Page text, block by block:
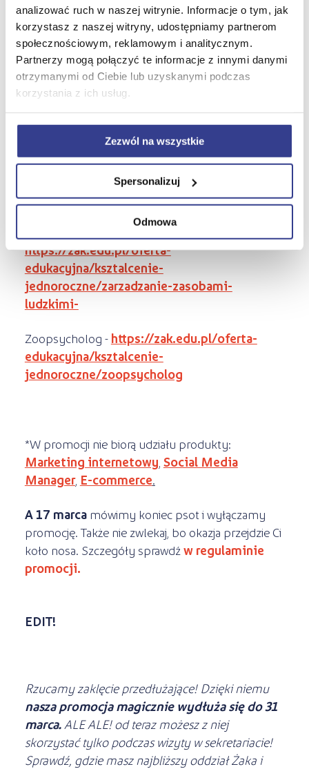
analizować ruch w naszej witrynie. Informacje o tym, jak
korzystasz z naszej witryny, udostępniamy partnerom
społecznościowym, reklamowym i analitycznym.
Partnerzy mogą połączyć te informacje z innymi danymi
otrzymanymi od Ciebie lub uzyskanymi podczas
korzystania z ich usług.
Zezwól na wszystkie
Spersonalizuj
Odmowa
personalny-z-elementami-fitness
Wizażystka/stylistka -
https://zak.edu.pl/oferta-
edukacyjna/ksztalcenie-
jednoroczne/wizazystka---stylistka
Własna działalność gospodarcza -
https://zak.edu.pl/oferta-
edukacyjna/ksztalcenie-jednoroczne/wlasna-
dzialalnosc-gospodarcza
https://zak.edu.pl/oferta-
edukacyjna/ksztalcenie-
jednoroczne/zarzadzanie-zasobami-
ludzkimi-
Zoopsycholog - https://zak.edu.pl/oferta-
edukacyjna/ksztalcenie-
jednoroczne/zoopsycholog
*W promocji nie biorą udziału produkty:
Marketing internetowy Social Media
Manager, E-commerce.
A 17 marcamówimy koniec psot i wyłączamy
promocję. Także nie zwlekaj, bo okazja przejdzie Ci
koło nosa. Szczegóły sprawdź w regulaminie
promocji.
EDIT!
Rzucamy zaklęcie przedłużające! Dzięki niemu
nasza promocja magicznie wydłuża się do 31
marca.ALE ALE! od teraz możesz z niej
skorzystać tylko podczas wizyty w sekretariacie!
Sprawdź, gdzie masz najbliższy oddział Żaka i